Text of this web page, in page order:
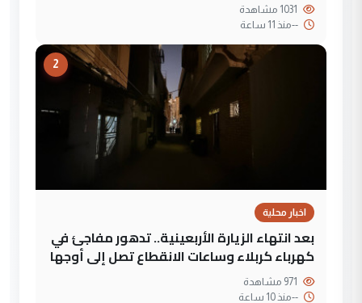
--منذ 11 ساعة
2
اخبار محلية
بعد انتهاء الزيارة الأربعينية.. تدهور مفاجئ في
كهرباء كربلاء وساعات الانقطاع تصل إلى أوجها
--منذ 10 ساعة